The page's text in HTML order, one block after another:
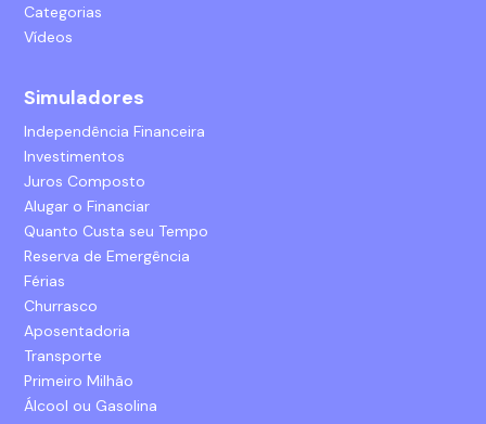
Categorias
Vídeos
Simuladores
Independência Financeira
Investimentos
Juros Composto
Alugar o Financiar
Quanto Custa seu Tempo
Reserva de Emergência
Férias
Churrasco
Aposentadoria
Transporte
Primeiro Milhão
Álcool ou Gasolina